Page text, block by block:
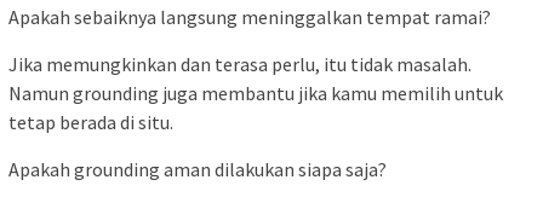
Apakah sebaiknya langsung meninggalkan tempat ramai?
Jika memungkinkan dan terasa perlu, itu tidak masalah.
Namun grounding juga membantu jika kamu memilih untuk
tetap berada di situ.
Apakah grounding aman dilakukan siapa saja?